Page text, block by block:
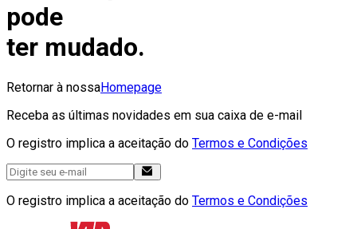
pode
ter mudado.
Retornar à nossaHomepage
Receba as últimas novidades em sua caixa de e-mail
O registro implica a aceitação do Termos e Condições
O registro implica a aceitação do Termos e Condições